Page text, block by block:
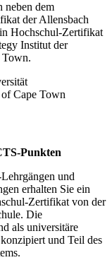
neben dem
der Allensbach
Hochschul-Zertifikat
Institut der
Punkten
und
erhalten Sie ein
Zertifikat von der
Die
als universitäre
und Teil des